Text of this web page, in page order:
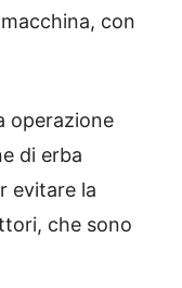
con
operazione
di erba
evitare la
che sono